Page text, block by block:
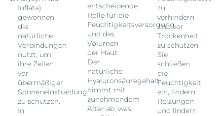
Inflata)
gewonnen,
die
natürliche
Verbindungen
nutzt, um
ihre Zellen
vor
übermäßiger
Sonneneinstrahlung
zu schützen.
In
entscheidende
Rolle für die
Feuchtigkeitsversorgung
und das
Volumen
der Haut.
Der
natürliche
Hyaluronsäuregehalt
nimmt mit
zunehmendem
Alter ab, was
zu
verhindern
und vor
Trockenheit
zu schützen.
Sie
schließen
die
Feuchtigkeit
ein, lindern
Reizungen
und lindern